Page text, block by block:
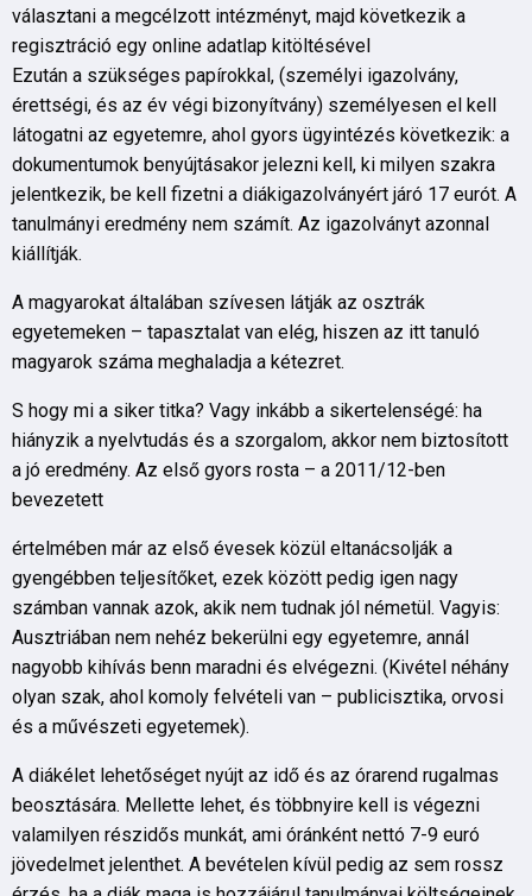
választani a megcélzott intézményt, majd következik a
regisztráció egy online adatlap kitöltésével
Ezután a szükséges papírokkal, (személyi igazolvány,
érettségi, és az év végi bizonyítvány) személyesen el kell
látogatni az egyetemre, ahol gyors ügyintézés következik: a
dokumentumok benyújtásakor jelezni kell, ki milyen szakra
jelentkezik, be kell fizetni a diákigazolványért járó 17 eurót. A
tanulmányi eredmény nem számít. Az igazolványt azonnal
kiállítják.
A magyarokat általában szívesen látják az osztrák
egyetemeken – tapasztalat van elég, hiszen az itt tanuló
magyarok száma meghaladja a kétezret.
S hogy mi a siker titka? Vagy inkább a sikertelenségé: ha
hiányzik a nyelvtudás és a szorgalom, akkor nem biztosított
a jó eredmény. Az első gyors rosta – a 2011/12-ben
bevezetett
értelmében már az első évesek közül eltanácsolják a
gyengébben teljesítőket, ezek között pedig igen nagy
számban vannak azok, akik nem tudnak jól németül. Vagyis:
Ausztriában nem nehéz bekerülni egy egyetemre, annál
nagyobb kihívás benn maradni és elvégezni. (Kivétel néhány
olyan szak, ahol komoly felvételi van – publicisztika, orvosi
és a művészeti egyetemek).
A diákélet lehetőséget nyújt az idő és az órarend rugalmas
beosztására. Mellette lehet, és többnyire kell is végezni
valamilyen részidős munkát, ami óránként nettó 7-9 euró
jövedelmet jelenthet. A bevételen kívül pedig az sem rossz